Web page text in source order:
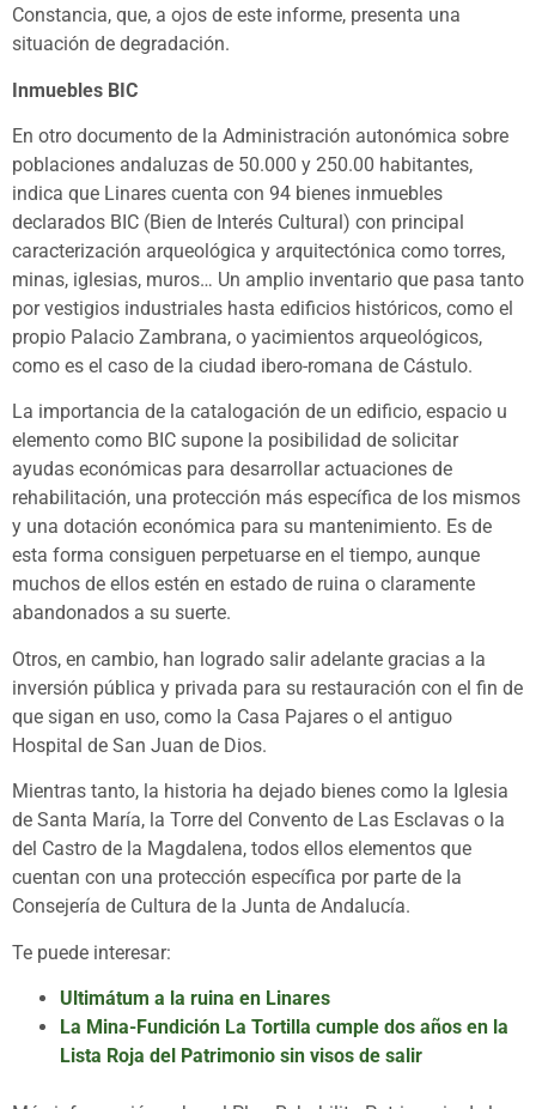
Constancia, que, a ojos de este informe, presenta una
situación de degradación.
Inmuebles BIC
En otro documento de la Administración autonómica sobre
poblaciones andaluzas de 50.000 y 250.00 habitantes,
indica que Linares cuenta con 94 bienes inmuebles
declarados BIC (Bien de Interés Cultural) con principal
caracterización arqueológica y arquitectónica como torres,
minas, iglesias, muros… Un amplio inventario que pasa tanto
por vestigios industriales hasta edificios históricos, como el
propio Palacio Zambrana, o yacimientos arqueológicos,
como es el caso de la ciudad ibero-romana de Cástulo.
La importancia de la catalogación de un edificio, espacio u
elemento como BIC supone la posibilidad de solicitar
ayudas económicas para desarrollar actuaciones de
rehabilitación, una protección más específica de los mismos
y una dotación económica para su mantenimiento. Es de
esta forma consiguen perpetuarse en el tiempo, aunque
muchos de ellos estén en estado de ruina o claramente
abandonados a su suerte.
Otros, en cambio, han logrado salir adelante gracias a la
inversión pública y privada para su restauración con el fin de
que sigan en uso, como la Casa Pajares o el antiguo
Hospital de San Juan de Dios.
Mientras tanto, la historia ha dejado bienes como la Iglesia
de Santa María, la Torre del Convento de Las Esclavas o la
del Castro de la Magdalena, todos ellos elementos que
cuentan con una protección específica por parte de la
Consejería de Cultura de la Junta de Andalucía.
Te puede interesar:
Ultimátum a la ruina en Linares
La Mina-Fundición La Tortilla cumple dos años en la
Lista Roja del Patrimonio sin visos de salir